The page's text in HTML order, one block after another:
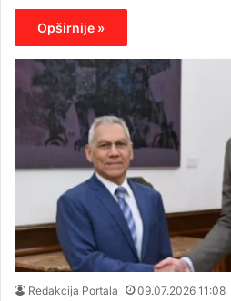
Opširnije »
Redakcija Portala 09.07.2026 11:08